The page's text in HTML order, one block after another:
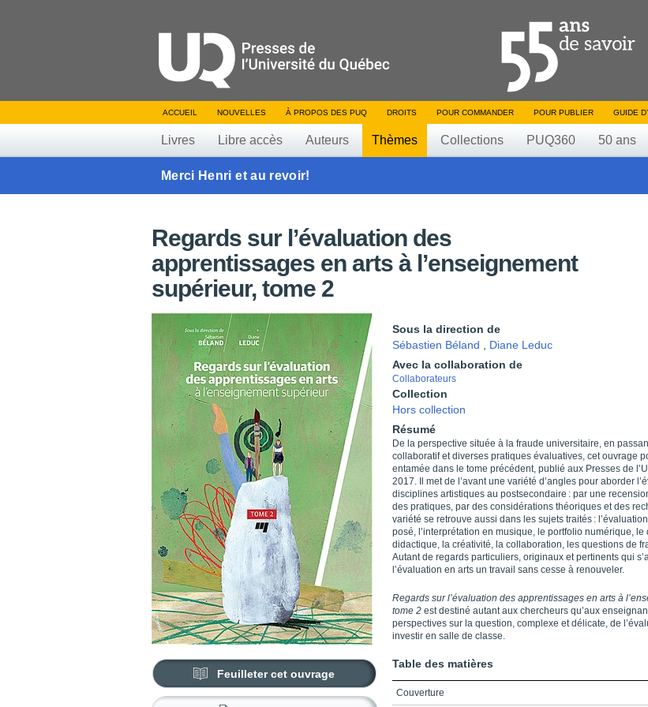
ACCUEIL NOUVELLES À PROPOS DES PUQ DROITS POUR COMMANDER POUR PUBLIER GUIDE
Livres Libre accès Auteurs Thèmes Collections PUQ360 50 ans
Merci Henri et au revoir!
Regards sur l’évaluation des
apprentissages en arts à l’enseignement
supérieur, tome 2
Feuilleter cet ouvrage
Sous la direction de
Sébastien Béland
Diane Leduc
Avec la collaboration de
Collaborateurs
Collection
Hors collection
Résumé
De la perspective située à la fraude universitaire, en
collaboratif et diverses pratiques évaluatives, cet ouvrage
entamée dans le tome précédent, publié aux Presses de
2017. Il met de l’avant une variété d’angles pour aborder
disciplines artistiques au post­secondaire : par une
des pratiques, par des considérations théoriques et des
variété se retrouve aussi dans les sujets traités :
posé, l’interprétation en musique, le portfolio numérique,
didactique, la créativité, la collaboration, les questions de
Autant de regards particuliers, originaux et pertinents qui
l’évaluation en arts un travail sans cesse à renouveler.
Regards sur l’évaluation des apprentissages en arts à
tome 2 est destiné autant aux chercheurs qu’aux
perspectives sur la question, complexe et délicate, de
investir en salle de classe.
Table des matières
Couverture